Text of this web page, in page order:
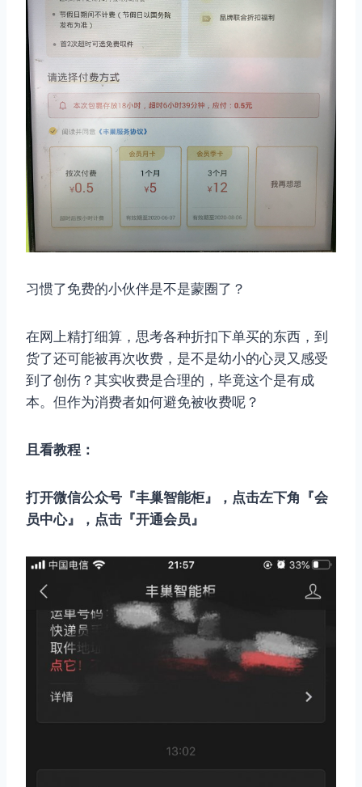
习惯了免费的小伙伴是不是蒙圈了？
在网上精打细算，思考各种折扣下单买的东西，到
货了还可能被再次收费，是不是幼小的心灵又感受
到了创伤？其实收费是合理的，毕竟这个是有成
本。但作为消费者如何避免被收费呢？
且看教程：
打开微信公众号『丰巢智能柜』，点击左下角『会
员中心』，点击『开通会员』